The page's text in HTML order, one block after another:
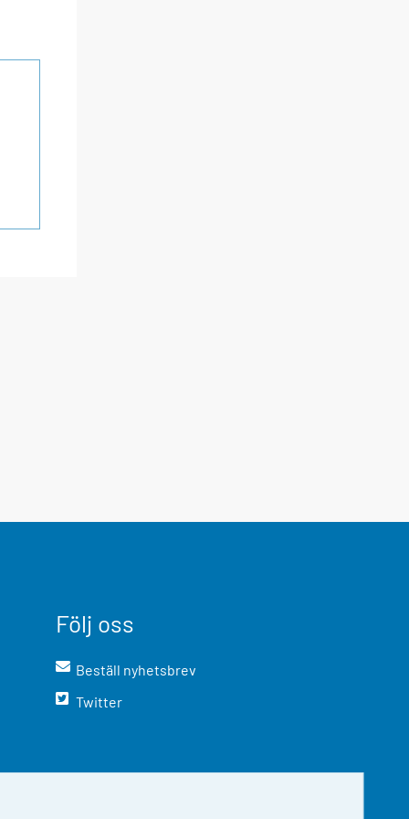
Följ oss
Beställ nyhetsbrev
Twitter